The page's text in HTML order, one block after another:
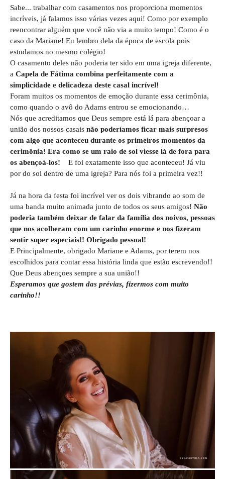
Sabe... trabalhar com casamentos nos proporciona momentos
incríveis, já falamos isso várias vezes aqui! Como por exemplo
reencontrar alguém que você não via a muito tempo! Como é o
caso da Mariane! Eu lembro dela da época de escola pois
estudamos no mesmo colégio!
O casamento deles não poderia ter sido em uma igreja diferente,
a Capela de Fátima combina perfeitamente com a
simplicidade e delicadeza deste casal incrível!
Foram muitos os momentos de emoção durante essa cerimônia,
como quando o avô do Adams entrou se emocionando…
Nós que acreditamos que Deus sempre está lá para abençoar a
união dos nossos casais não poderíamos ficar mais surpresos
com algo que aconteceu durante os primeiros momentos da
cerimônia! Era como se um raio de sol viesse lá de fora para
os abençoá-los! E foi exatamente isso que aconteceu! Já viu
por do sol dentro de uma igreja? Para nós foi a primeira vez!!
Já na hora da festa foi incrível ver os dois vibrando ao som de
uma banda muito animada junto de todos os seus amigos! Não
poderia também deixar de falar da família dos noivos, pessoas
que nos acolheram com um carinho enorme e nos fizeram
sentir super especiais!! Obrigado pessoal!
E Principalmente, obrigado Mariane e Adams, por terem nos
escolhidos para contar essa história linda que estão escrevendo!!
Que Deus abençoes sempre a sua união!!
Esperamos que gostem das prévias, fizermos com muito
carinho!!